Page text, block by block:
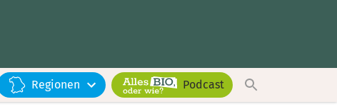
Regionen Podcast